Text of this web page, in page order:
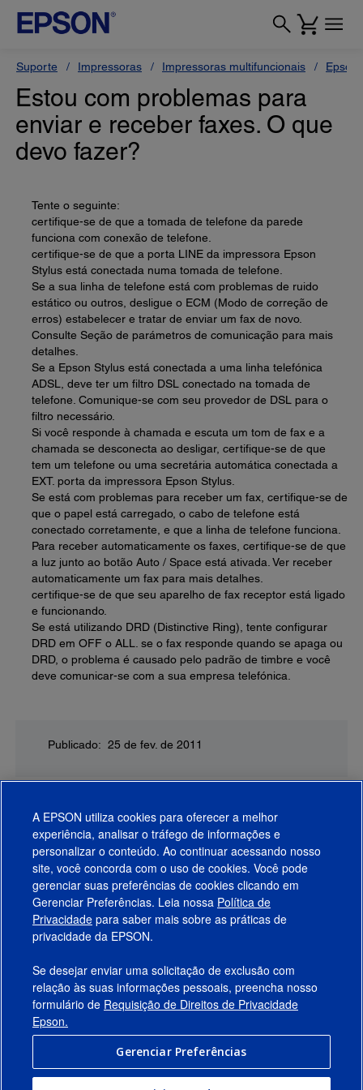
Suporte Impressoras Impressoras multifuncionais Epson
Estou com problemas para
enviar e receber faxes. O que
devo fazer?
Tente o seguinte:
certifique-se de que a tomada de telefone da parede
funciona com conexão de telefone.
certifique-se de que a porta LINE da impressora Epson
Stylus está conectada numa tomada de telefone.
Se a sua linha de telefone está com problemas de ruido
estático ou outros, desligue o ECM (Modo de correção de
erros) estabelecer e tratar de enviar um fax de novo.
Consulte Seção de parámetros de comunicação para mais
detalhes.
Se a Epson Stylus está conectada a uma linha telefónica
ADSL, deve ter um filtro DSL conectado na tomada de
telefone. Comunique-se com seu provedor de DSL para o
filtro necessário.
Si você responde à chamada e escuta um tom de fax e a
chamada se desconecta ao desligar, certifique-se de que
tem um telefone ou uma secretária automática conectada a
EXT. porta da impressora Epson Stylus.
Se está com problemas para receber um fax, certifique-se de
que o papel está carregado, o cabo de telefone está
conectado corretamente, e que a linha de telefone funciona.
Para receber automaticamente os faxes, certifique-se de que
a luz junto ao botão Auto / Space está ativada. Ver receber
automaticamente um fax para mais detalhes.
certifique-se de que seu aparelho de fax receptor está ligado
e funcionando.
Se está utilizando DRD (Distinctive Ring), tente configurar
DRD em OFF o ALL. se o fax responde quando se apaga ou
DRD, o problema é causado pelo padrão de timbre e você
deve comunicar-se com a sua empresa telefónica.
Publicado: 25 de fev. de 2011
Produtos
Suporte
Links Sugeridos
Empresa
Conecte-se com a Epson
A EPSON utiliza cookies para oferecer a melhor
experiência, analisar o tráfego de informações e
personalizar o conteúdo. Ao continuar acessando nosso
site, você concorda com o uso de cookies. Você pode
gerenciar suas preferências de cookies clicando em
Gerenciar Preferências. Leia nossa Política de
Privacidade para saber mais sobre as práticas de
privacidade da EPSON.
Se desejar enviar uma solicitação de exclusão com
relação às suas informações pessoais, preencha nosso
formulário de Requisição de Direitos de Privacidade
Epson.
Gerenciar Preferências